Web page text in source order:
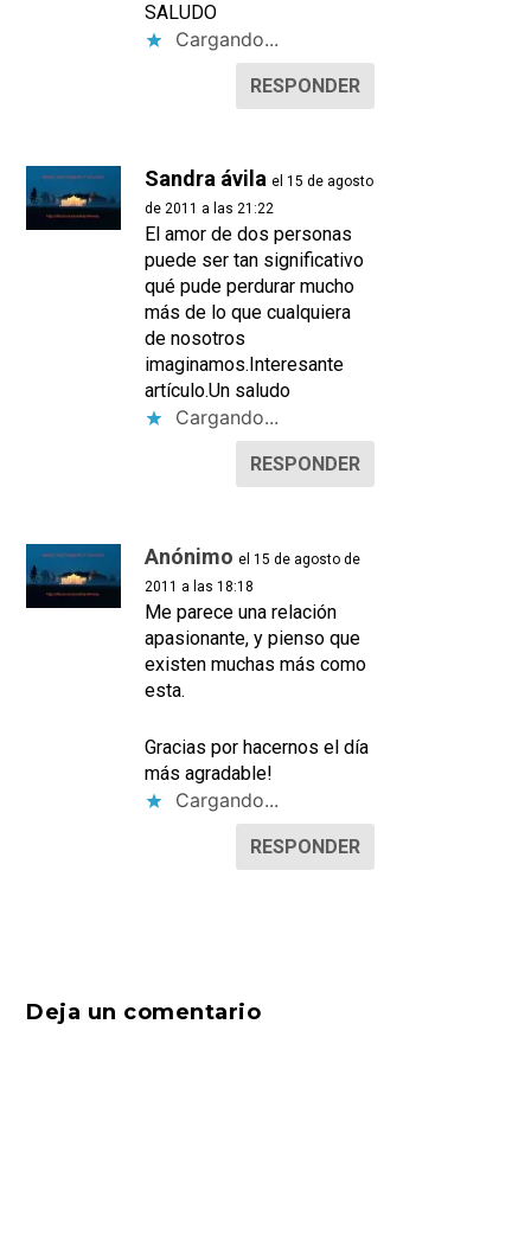
SALUDO
Cargando...
RESPONDER
Sandra ávila el 15 de agosto
de 2011 a las 21:22
El amor de dos personas
puede ser tan significativo
qué pude perdurar mucho
más de lo que cualquiera
de nosotros
imaginamos.Interesante
artículo.Un saludo
Cargando...
RESPONDER
Anónimo el 15 de agosto de
2011 a las 18:18
Me parece una relación
apasionante, y pienso que
existen muchas más como
esta.
Gracias por hacernos el día
más agradable!
Cargando...
RESPONDER
Deja un comentario